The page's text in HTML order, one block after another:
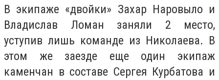
В экипаже «двойки» Захар Наровыло и
Владислав Ломан заняли 2 место,
уступив лишь команде из Николаева. В
этом же заезде еще один экипаж
каменчан в составе Сергея Курбатова и